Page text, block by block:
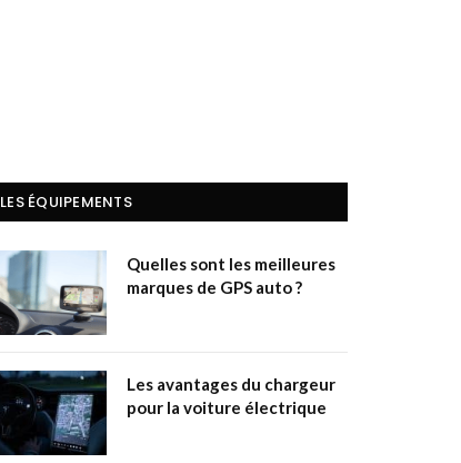
LES ÉQUIPEMENTS
Quelles sont les meilleures
marques de GPS auto ?
Les avantages du chargeur
pour la voiture électrique